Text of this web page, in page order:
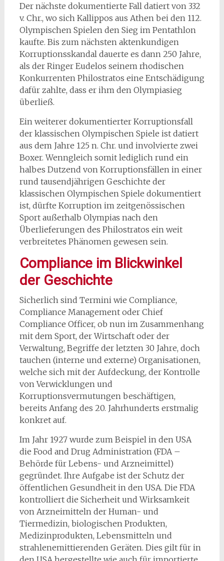
Der nächste dokumentierte Fall datiert von 332
v. Chr., wo sich Kallippos aus Athen bei den 112.
Olympischen Spielen den Sieg im Pentathlon
kaufte. Bis zum nächsten aktenkundigen
Korruptionsskandal dauerte es dann 250 Jahre,
als der Ringer Eudelos seinem rhodischen
Konkurrenten Philostratos eine Entschädigung
dafür zahlte, dass er ihm den Olympiasieg
überließ.
Ein weiterer dokumentierter Korruptionsfall
der klassischen Olympischen Spiele ist datiert
aus dem Jahre 125 n. Chr. und involvierte zwei
Boxer. Wenngleich somit lediglich rund ein
halbes Dutzend von Korruptionsfällen in einer
rund tausendjährigen Geschichte der
klassischen Olympischen Spiele dokumentiert
ist, dürfte Korruption im zeitgenössischen
Sport außerhalb Olympias nach den
Überlieferungen des Philostratos ein weit
verbreitetes Phänomen gewesen sein.
Compliance im Blickwinkel
der Geschichte
Sicherlich sind Termini wie Compliance,
Compliance Management oder Chief
Compliance Officer, ob nun im Zusammenhang
mit dem Sport, der Wirtschaft oder der
Verwaltung, Begriffe der letzten 30 Jahre, doch
tauchen (interne und externe) Organisationen,
welche sich mit der Aufdeckung, der Kontrolle
von Verwicklungen und
Korruptionsvermutungen beschäftigen,
bereits Anfang des 20. Jahrhunderts erstmalig
konkret auf.
Im Jahr 1927 wurde zum Beispiel in den USA
die Food and Drug Administration (FDA –
Behörde für Lebens- und Arzneimittel)
gegründet. Ihre Aufgabe ist der Schutz der
öffentlichen Gesundheit in den USA. Die FDA
kontrolliert die Sicherheit und Wirksamkeit
von Arzneimitteln der Human- und
Tiermedizin, biologischen Produkten,
Medizinprodukten, Lebensmitteln und
strahlenemittierenden Geräten. Dies gilt für in